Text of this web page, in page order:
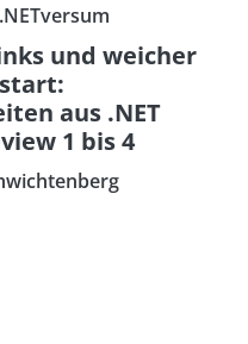
und weicher
aus .NET
1 bis 4